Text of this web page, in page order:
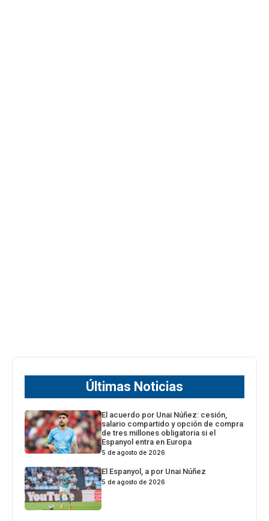
Últimas Noticias
El acuerdo por Unai Núñez: cesión,
salario compartido y opción de compra
de tres millones obligatoria si el
Espanyol entra en Europa
5 de agosto de 2026
El Espanyol, a por Unai Núñez
5 de agosto de 2026